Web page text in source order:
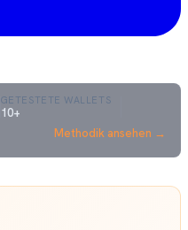
GETESTETE WALLETS
10+
Methodik ansehen →